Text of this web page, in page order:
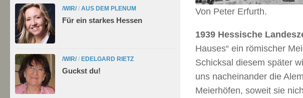
Von Peter Erfurth.
1939 Hessische
Hauses“ ein römischer
Schicksal diesem später
uns nacheinander die
Meierhöfen, soweit sie
/WIR/ / AUS DEM PLENUM
Für ein starkes Hessen
/WIR/ / EDELGARD RIETZ
Guckst du!